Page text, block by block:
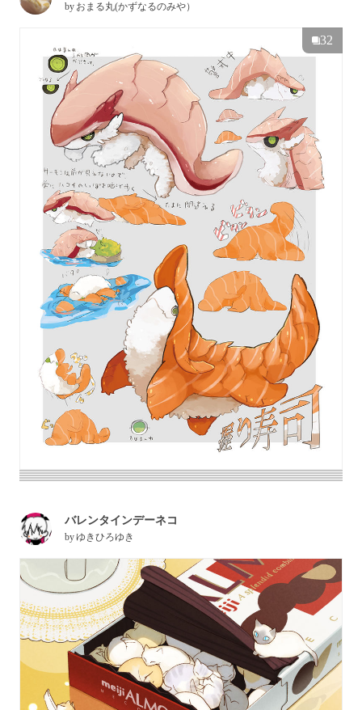
by おまる丸(かずなるのみや）
32
バレンタインデーネコ
byゆきひろゆき